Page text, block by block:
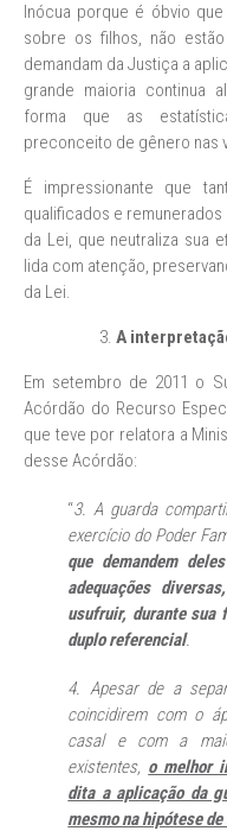
Inócua porque é óbvio
sobre os filhos, não
demandam da Justiça a
grande maioria continua
forma que as
preconceito de gênero nas
É impressionante que
qualificados e
da Lei, que neutraliza sua
lida com atenção,
da Lei.
A
Em setembro de 2011 o
Acórdão do Recurso
que teve por relatora a
desse Acórdão:
“3. A guarda
exercício do Poder
que demandem
adequações
usufruir, durante sua
duplo referencial.
4. Apesar de a
coincidirem com o
casal e com a
existentes, o melhor
dita a aplicação da
mesmo na hipótese